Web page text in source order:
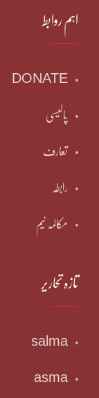
اہم روابط
DONATE
پالیسی
تعارف
رابطہ
مکالمہ ٹیم
تازہ تحاریر
salma
asma